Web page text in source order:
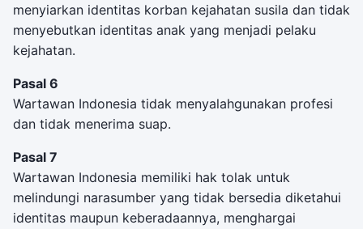
menyiarkan identitas korban kejahatan susila dan tidak
menyebutkan identitas anak yang menjadi pelaku
kejahatan.
Pasal 6
Wartawan Indonesia tidak menyalahgunakan profesi
dan tidak menerima suap.
Pasal 7
Wartawan Indonesia memiliki hak tolak untuk
melindungi narasumber yang tidak bersedia diketahui
identitas maupun keberadaannya, menghargai